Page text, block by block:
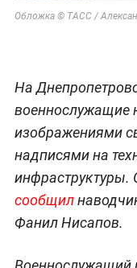
Обложка © ТАСС /
На
военнослужащие
изображениями
надписями на
инфраструктуры.
сообщил
Фанил Нисапов.